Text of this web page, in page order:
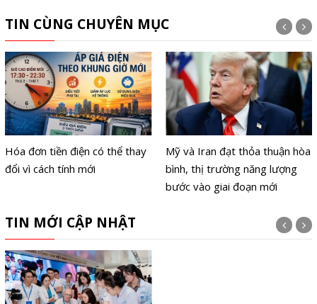
TIN CÙNG CHUYÊN MỤC
Hóa đơn tiền điện có thể thay
đổi vì cách tính mới
Mỹ và Iran đạt thỏa thuận hòa
bình, thị trường năng lượng
bước vào giai đoạn mới
TIN MỚI CẬP NHẬT